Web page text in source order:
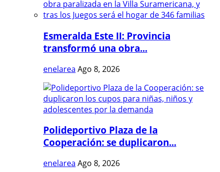
Esmeralda Este II: Provincia
transformó una obra...
enelarea Ago 8, 2026
Polideportivo Plaza de la
Cooperación: se duplicaron...
enelarea Ago 8, 2026